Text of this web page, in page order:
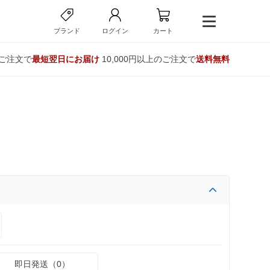
ブランド ログイン カート
注文で最短翌日にお届け10,000円以上のご注文で送料無料
即日発送（0）